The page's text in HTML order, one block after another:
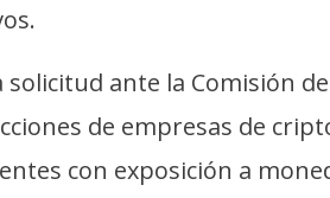
ante la Comisión de
de empresas de
con exposición a